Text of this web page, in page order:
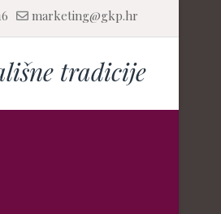
marketing@gkp.hr
tradicije